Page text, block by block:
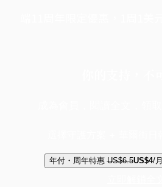
年付・周年特惠 US$6.5US$4/月